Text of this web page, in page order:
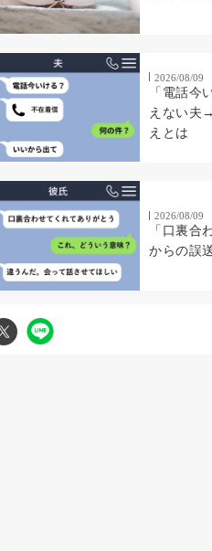
2026/08/09
「電話今
えない夫
えとは
2026/08/09
「口裏合
からの誤